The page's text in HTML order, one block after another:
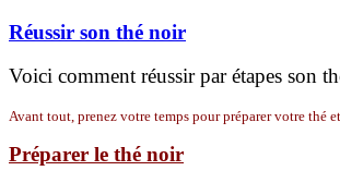
Réussir son thé noir
Voici comment réussir par étapes son
Avant tout, prenez votre temps pour préparer votre thé
Préparer le thé noir